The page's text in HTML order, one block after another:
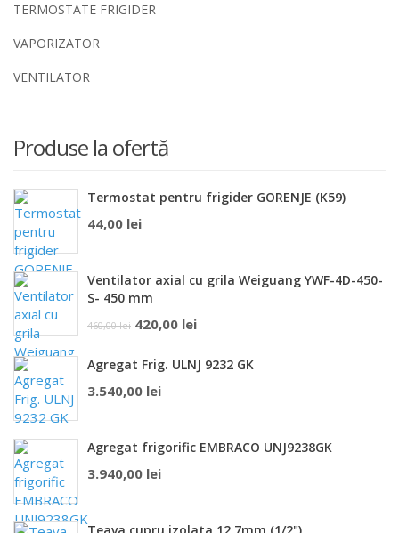
TERMOSTATE FRIGIDER
VAPORIZATOR
VENTILATOR
Produse la ofertă
Termostat pentru frigider GORENJE (K59)
44,00 lei
Ventilator axial cu grila Weiguang YWF-4D-450-
S- 450 mm
460,00lei Prețul
a
fost:
420,00 leiPrețul
este:
Agregat Frig. ULNJ 9232 GK
3.540,00 lei
Agregat frigorific EMBRACO UNJ9238GK
3.940,00 lei